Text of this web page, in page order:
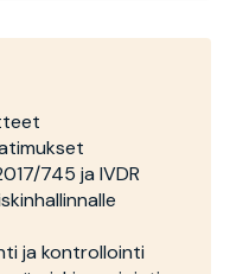
745 ja IVDR
ja kontrollointi